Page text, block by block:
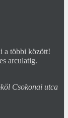
a többi között!
arculatig.
Csokonai utca